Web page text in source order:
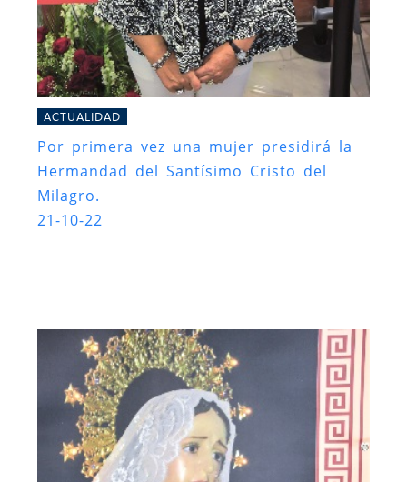
ACTUALIDAD
Por primera vez una mujer presidirá la
Hermandad del Santísimo Cristo del
Milagro.
21-10-22